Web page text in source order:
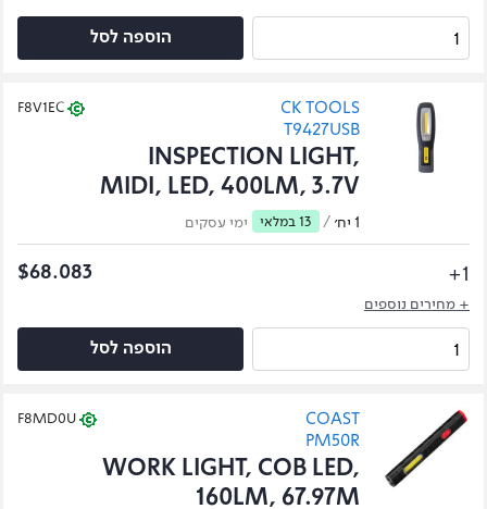
הוספה לסל
CK TOOLS
T9427USB
INSPECTION LIGHT,
MIDI, LED, 400LM, 3.7V
1 יח׳ / 13 במלאי ימי עסקים
1+
$68.083
+ מחירים נוספים
הוספה לסל
COAST
PM50R
WORK LIGHT, COB LED,
160LM, 67.97M